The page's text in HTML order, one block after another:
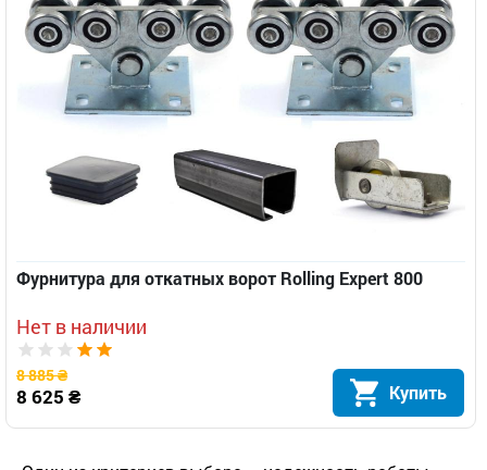
Фурнитура для откатных ворот Rolling Expert 800
Нет в наличии
8 885 ₴
8 625 ₴ Купить